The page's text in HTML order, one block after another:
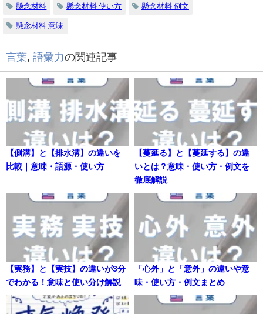
懸念材料 懸念材料 使い方 懸念材料 例文
懸念材料 意味
言葉 語彙力の関連記事
【側溝】と【排水溝】の違いを
比較｜意味・語源・使い方
【蔓延る】と【蔓延する】の違
いとは？意味・使い方・例文を
徹底解説
【実務】と【実技】の違いが3分
でわかる！意味と使い分け解説
「心外」と「意外」の違いや意
味・使い方・例文まとめ